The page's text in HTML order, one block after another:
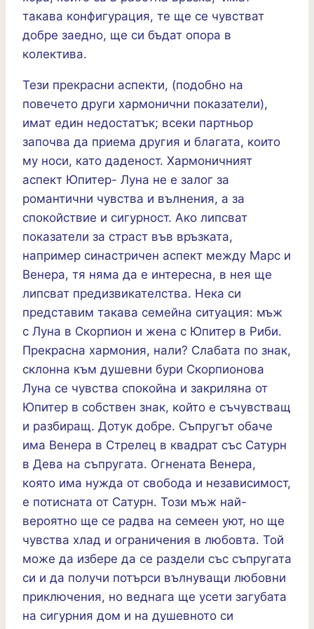
такава конфигурация, те ще се чувстват
добре заедно, ще си бъдат опора в
колектива.
Тези прекрасни аспекти, (подобно на
повечето други хармонични показатели),
имат един недостатък; всеки партньор
започва да приема другия и благата, които
му носи, като даденост. Хармоничният
аспект Юпитер- Луна не е залог за
романтични чувства и вълнения, а за
спокойствие и сигурност. Ако липсват
показатели за страст във връзката,
например синастричен аспект между Марс и
Венера, тя няма да е интересна, в нея ще
липсват предизвикателства. Нека си
представим такава семейна ситуация: мъж
с Луна в Скорпион и жена с Юпитер в Риби.
Прекрасна хармония, нали? Слабата по знак,
склонна към душевни бури Скорпионова
Луна се чувства спокойна и закриляна от
Юпитер в собствен знак, който е съчувстващ
и разбиращ. Дотук добре. Съпругът обаче
има Венера в Стрелец в квадрат със Сатурн
в Дева на съпругата. Огнената Венера,
която има нужда от свобода и независимост,
е потисната от Сатурн. Този мъж най-
вероятно ще се радва на семеен уют, но ще
чувства хлад и ограничения в любовта. Той
може да избере да се раздели със съпругата
си и да получи потърси вълнуващи любовни
приключения, но веднага ще усети загубата
на сигурния дом и на душевното си